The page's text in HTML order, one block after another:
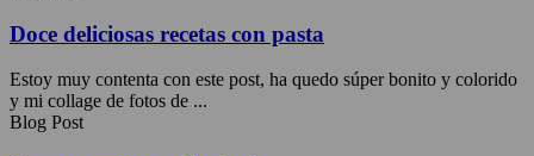
Doce deliciosas recetas con pasta
Estoy muy contenta con este post, ha quedo súper bonito y colorido
y mi collage de fotos de ...
Blog Post